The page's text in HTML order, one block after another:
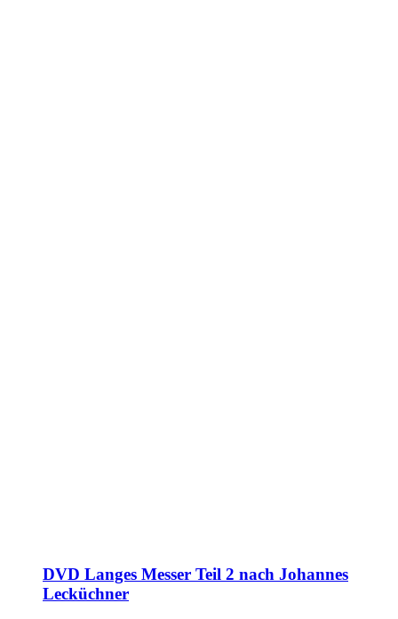
DVD Langes Messer Teil 2 nach Johannes
Lecküchner